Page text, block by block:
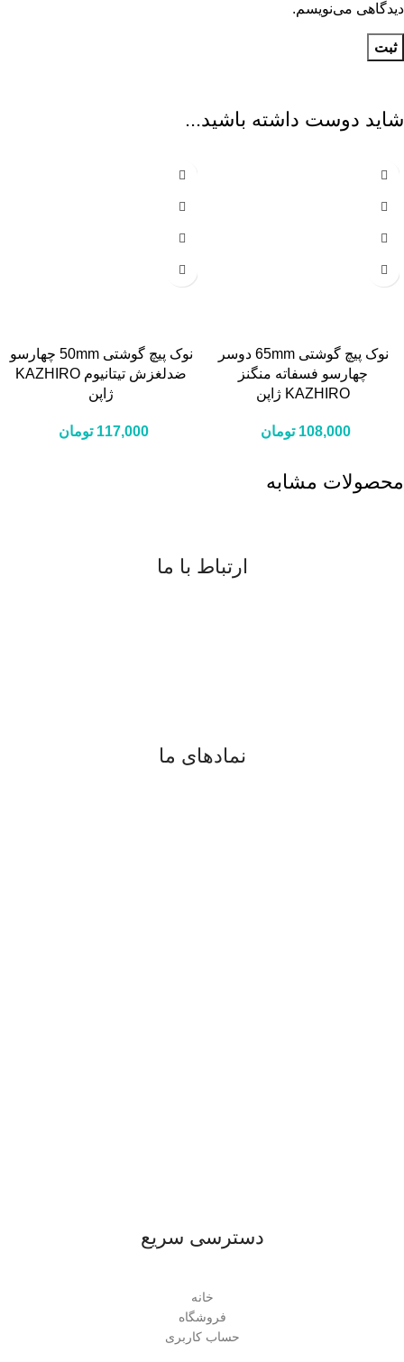
دیدگاهی می‌نویسم.
شاید دوست داشته باشید...
نوک پیچ گوشتی 65mm دوسر
چهارسو فسفاته منگنز
KAZHIRO ژاپن
108,000 تومان
نوک پیچ گوشتی 50mm چهارسو
ضدلغزش تیتانیوم KAZHIRO
ژاپن
117,000 تومان
محصولات مشابه
ارتباط با ما
نمادهای ما
دسترسی سریع
خانه
فروشگاه
حساب کاربری